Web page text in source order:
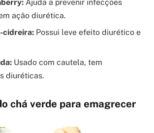
Ajuda a prevenir infecções
ação diurética.
cidreira: Possui leve efeito diurético e
Usado com cautela, tem
diuréticas.
chá verde para emagrecer